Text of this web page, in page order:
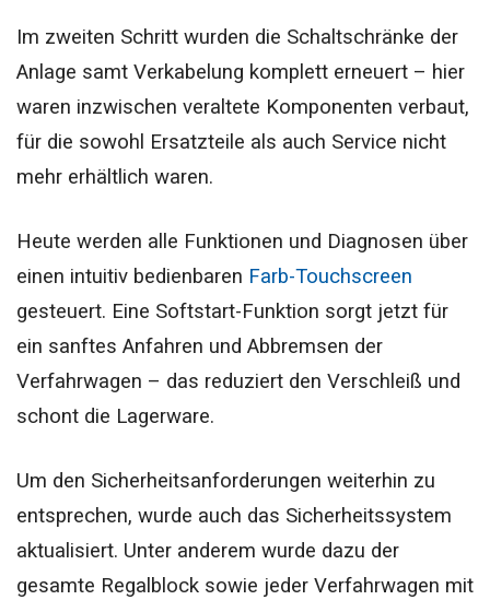
Im zweiten Schritt wurden die Schaltschränke der
Anlage samt Verkabelung komplett erneuert – hier
waren inzwischen veraltete Komponenten verbaut,
für die sowohl Ersatzteile als auch Service nicht
mehr erhältlich waren.
Heute werden alle Funktionen und Diagnosen über
einen intuitiv bedienbaren Farb-Touchscreen
gesteuert. Eine Softstart-Funktion sorgt jetzt für
ein sanftes Anfahren und Abbremsen der
Verfahrwagen – das reduziert den Verschleiß und
schont die Lagerware.
Um den Sicherheitsanforderungen weiterhin zu
entsprechen, wurde auch das Sicherheitssystem
aktualisiert. Unter anderem wurde dazu der
gesamte Regalblock sowie jeder Verfahrwagen mit